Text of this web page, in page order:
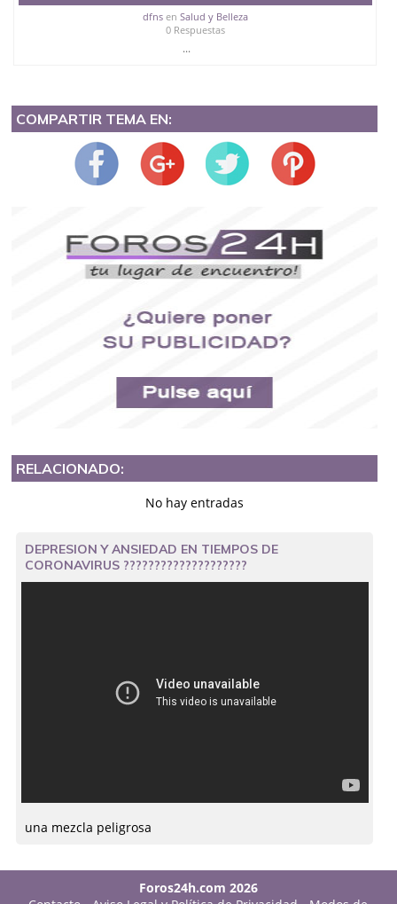
dfnsen Salud y Belleza
0 Respuestas
...
COMPARTIR TEMA EN:
RELACIONADO:
No hay entradas
DEPRESION Y ANSIEDAD EN TIEMPOS DE
CORONAVIRUS ????????????????????
una mezcla peligrosa
Foros24h.com 2026